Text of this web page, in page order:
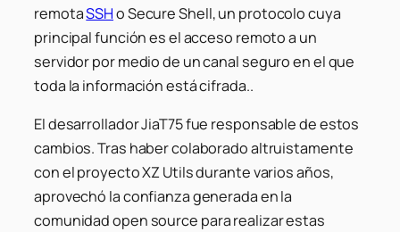
remotaSSHo Secure Shell, un protocolo cuya
principal función es el acceso remoto a un
servidor por medio de un canal seguro en el que
toda la información está cifrada..
El desarrolladorJiaT75fue responsable de estos
cambios. Tras haber colaborado altruistamente
con el proyecto XZ Utils durante varios años,
aprovechó la confianza generada en la
comunidadopen source para realizar estas